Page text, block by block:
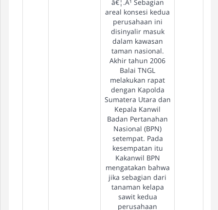
â€¦.Â¹ Sebagian
areal konsesi kedua
perusahaan ini
disinyalir masuk
dalam kawasan
taman nasional.
Akhir tahun 2006
Balai TNGL
melakukan rapat
dengan Kapolda
Sumatera Utara dan
Kepala Kanwil
Badan Pertanahan
Nasional (BPN)
setempat. Pada
kesempatan itu
Kakanwil BPN
mengatakan bahwa
jika sebagian dari
tanaman kelapa
sawit kedua
perusahaan